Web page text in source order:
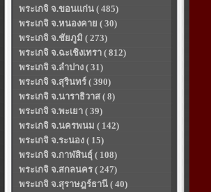
พระเกจิ จ.ขอนแก่น ( 485)
พระเกจิ จ.หนองคาย ( 30)
พระเกจิ จ.ชัยภูมิ ( 273)
พระเกจิ จ.ฉะเชิงเทรา ( 812)
พระเกจิ จ.ลำปาง ( 31)
พระเกจิ จ.สุรินทร์ ( 390)
พระเกจิ จ.นาราธิวาส ( 8)
พระเกจิ จ.พะเยา ( 39)
พระเกจิ จ.นครพนม ( 142)
พระเกจิ จ.ระนอง ( 15)
พระเกจิ จ.กาฬสินธุ์ ( 108)
พระเกจิ จ.สกลนคร ( 247)
พระเกจิ จ.สุราษฎร์ธานี ( 40)